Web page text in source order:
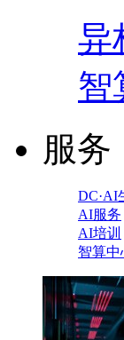
异
智
服务
DC·AI
AI服务
AI培训
智算中